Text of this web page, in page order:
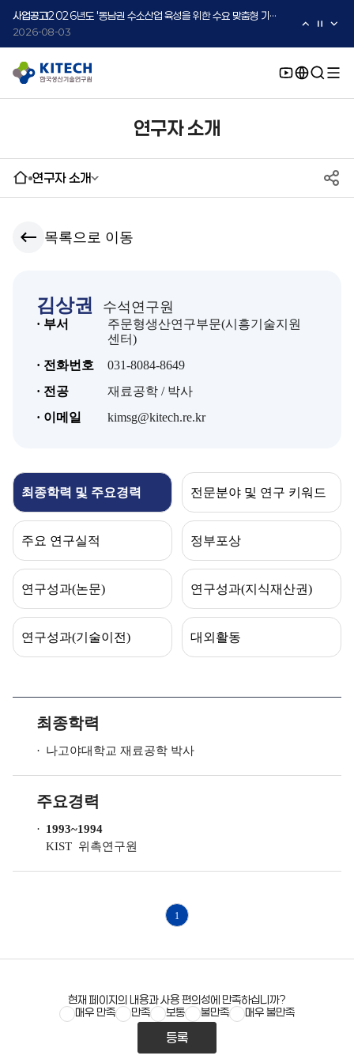
사업공고 2026년도 '동남권 수소산업 육성을 위한 수요 맞춤형 기술지원 사업' 수요기업 2차 모집 공고
2026-08-03
사업공고 2026년도 중소·중견기업 글로벌 시장 진출을 위한 K-Convergence 글로벌 시험·실증 지원 프로그램 모집공고(2차)
2026-08-03
연구자 소개
연구자 소개
목록으로 이동
김상권 수석연구원
· 부서
주문형생산연구부문(시흥기술지원
센터)
· 전화번호
031-8084-8649
· 전공
재료공학 / 박사
· 이메일
kimsg@kitech.re.kr
최종학력 및 주요경력 전문분야 및 연구 키워드
주요 연구실적 정부포상
연구성과(논문) 연구성과(지식재산권)
연구성과(기술이전) 대외활동
최종학력
나고야대학교 재료공학 박사
주요경력
1993~1994
KIST 위촉연구원
1
현재 페이지의 내용과 사용 편의성에 만족하십니까?
매우 만족
만족 보통 불만족 매우 불만족
등록